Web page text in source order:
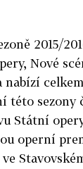
2015/
Nové
nabízí
této sezony
Státní
operní